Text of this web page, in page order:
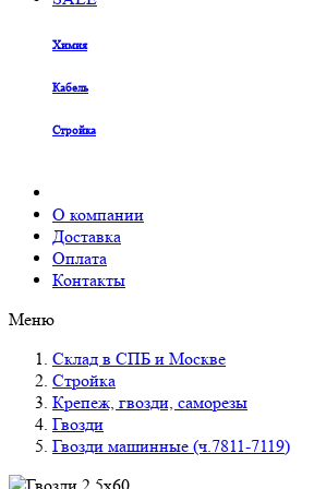
Химия
Кабель
Стройка
О компании
Доставка
Оплата
Контакты
Меню
Склад в СПБ и Москве
Стройка
Крепеж, гвозди, саморезы
Гвозди
Гвозди машинные (ч.7811-7119)